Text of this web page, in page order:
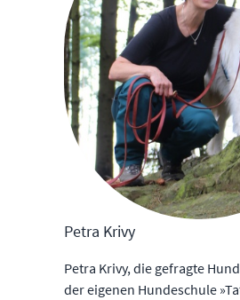
Petra Krivy
Petra Krivy, die gefragte
der eigenen Hundeschule